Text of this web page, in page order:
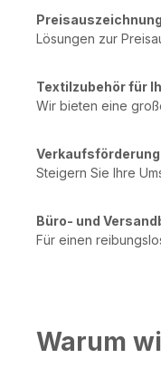
Lösungen zur
Textilzubehör für
Wir bieten eine
Steigern Sie Ihre
Büro- und
Für einen
Warum